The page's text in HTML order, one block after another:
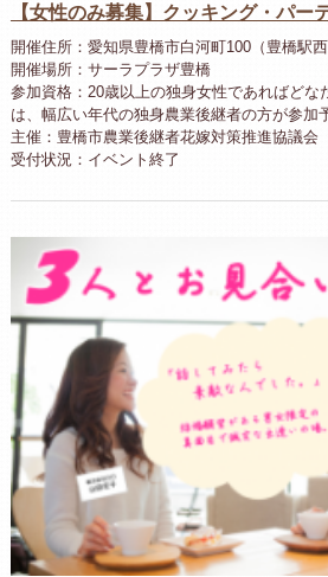
【女性のみ募集】クッキング・パ
開催住所：愛知県豊橋市白河町100（豊橋駅西
開催場所：サーラプラザ豊橋
参加資格：20歳以上の独身女性であればどな
は、幅広い年代の独身農業後継者の方が参加
主催：豊橋市農業後継者花嫁対策推進協議会
受付状況：イベント終了